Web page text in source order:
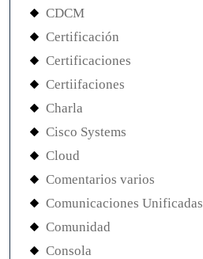
CDCM
Certificación
Certificaciones
Certiifaciones
Charla
Cisco Systems
Cloud
Comentarios varios
Comunicaciones Unificadas
Comunidad
Consola